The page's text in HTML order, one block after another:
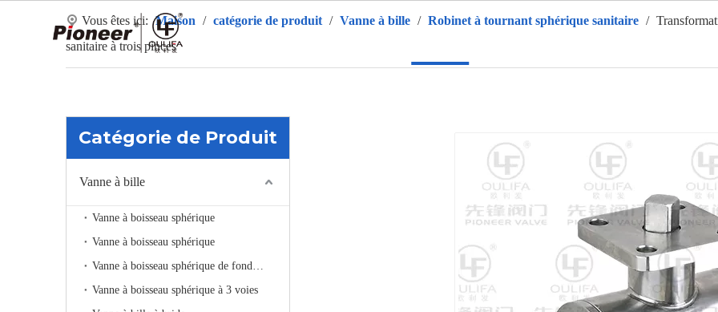
Vous êtes ici: Maison / catégorie de produit / Vanne à bille / Robinet à tournant sphérique sanitaire /
sanitaire à trois pinces
Catégorie de Produit
Vanne à bille
Vanne à boisseau sphérique
Vanne à boisseau sphérique
Vanne à boisseau sphérique de fond de réservoir
Vanne à boisseau sphérique à 3 voies